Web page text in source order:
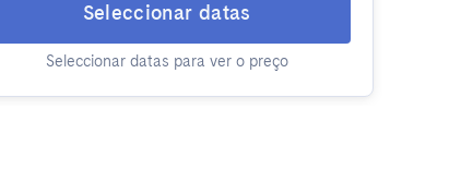
Seleccionar datas
Seleccionar datas para ver o preço